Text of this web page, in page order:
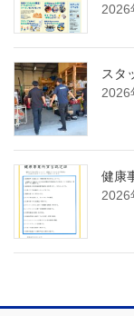
2026
スタ
2026
健康
2026